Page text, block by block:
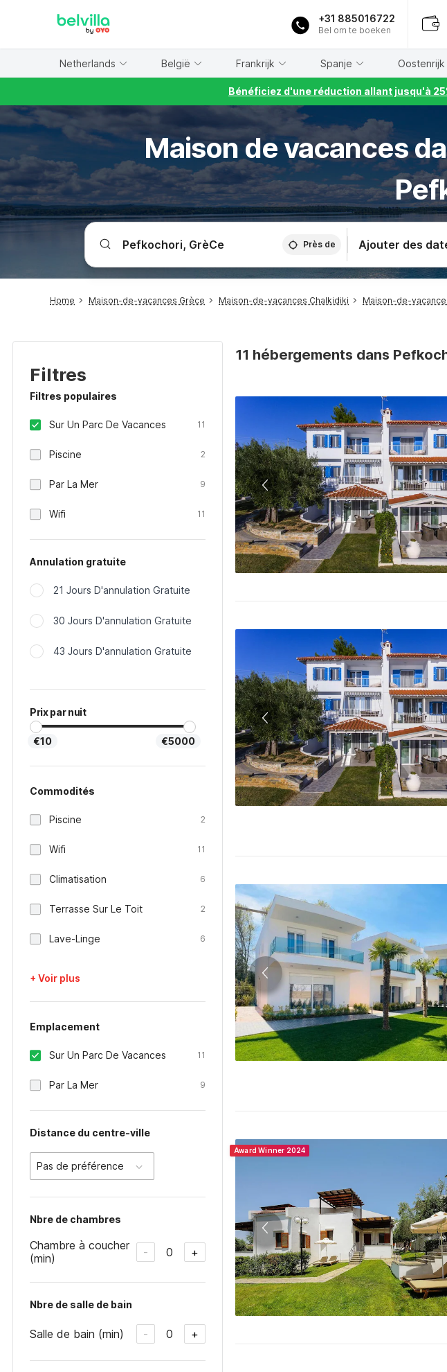
+31 885016722
Bel om te boeken
Netherlands België Frankrijk Spanje Oostenrijk
Bénéficiez d'une réduction allant jusqu'à
Maison de vacances
Près de Ajouter des
Home Maison-de-vacances Grèce Maison-de-vacances Chalkidiki Maison-de-
Filtres
Filtres populaires
Sur Un Parc De Vacances 11
Piscine 2
Par La Mer 9
Wifi 11
Annulation gratuite
21 Jours D'annulation Gratuite
30 Jours D'annulation Gratuite
43 Jours D'annulation Gratuite
Prix par nuit
€10 €5000
Commodités
Piscine 2
Wifi 11
Climatisation 6
Terrasse Sur Le Toit 2
Lave-Linge 6
+ Voir plus
Emplacement
Sur Un Parc De Vacances 11
Par La Mer 9
Distance du centre-ville
Pas de préférence
Nbre de chambres
Chambre à coucher
(min)
- 0 +
Nbre de salle de bain
Salle de bain (min) - 0 +
11 hébergements dans
Award Winner 2024